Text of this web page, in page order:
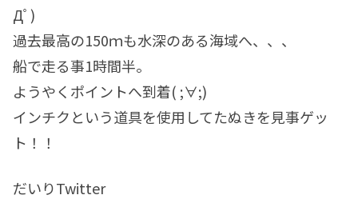
Дﾟ)
過去最高の150ｍも水深のある海域へ、、、
船で走る事1時間半。
ようやくポイントへ到着( ;∀;)
インチクという道具を使用してたぬきを見事ゲッ
ト！！
だいりTwitter